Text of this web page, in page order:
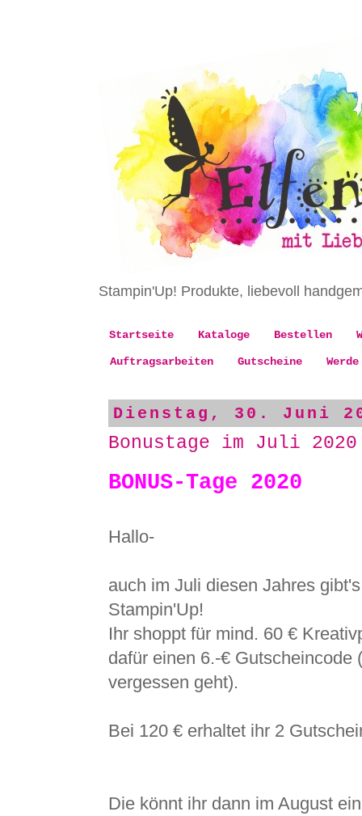
Stampin'Up! Produkte, liebevoll
Startseite Kataloge Bestellen
Auftragsarbeiten Gutscheine
Dienstag, 30. Juni
Bonustage im Juli 2020
BONUS-Tage 2020
Hallo-
auch im Juli diesen Jahres
Stampin'Up!
Ihr shoppt für mind. 60 €
dafür einen 6.-€
vergessen geht).
Bei 120 € erhaltet ihr 2
Die könnt ihr dann im August